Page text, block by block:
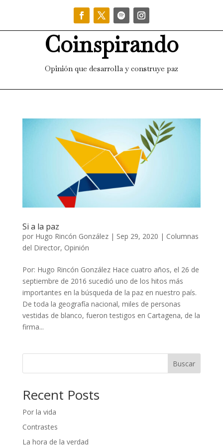
Coinspirando
Opinión que desarrolla y construye paz
Si a la paz
por Hugo Rincón González| Sep 29, 2020 | Columnas
del Director, Opinión
Por: Hugo Rincón González Hace cuatro años, el 26 de
septiembre de 2016 sucedió uno de los hitos más
importantes en la búsqueda de la paz en nuestro país.
De toda la geografía nacional, miles de personas
vestidas de blanco, fueron testigos en Cartagena, de la
firma...
Buscar
Recent Posts
Por la vida
Contrastes
La hora de la verdad